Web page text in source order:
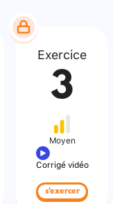
Exercice
3
Moyen
Corrigé vidéo
s'exercer